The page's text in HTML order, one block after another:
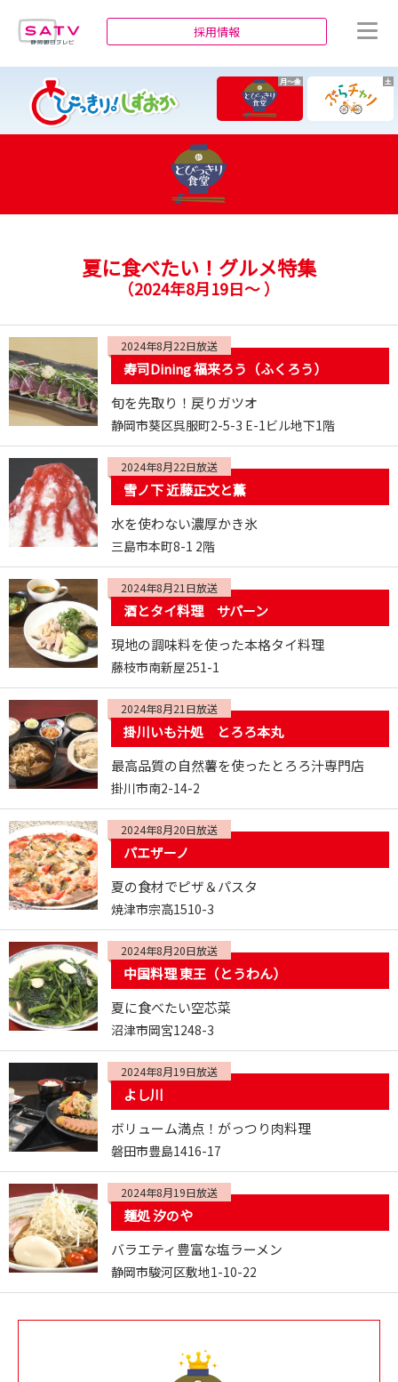
採用情報
月～金 土
夏に食べたい！グルメ特集
（2024年8月19日～）
2024年8月22日放送
寿司Dining 福来ろう（ふくろう）
旬を先取り！戻りガツオ
静岡市葵区呉服町2-5-3 E-1ビル地下1階
2024年8月22日放送
雪ノ下 近藤正文と薫
水を使わない濃厚かき氷
三島市本町8-1 2階
2024年8月21日放送
酒とタイ料理 サパーン
現地の調味料を使った本格タイ料理
藤枝市南新屋251-1
2024年8月21日放送
掛川いも汁処 とろろ本丸
最高品質の自然薯を使ったとろろ汁専門店
掛川市南2-14-2
2024年8月20日放送
パエザーノ
夏の食材でピザ＆パスタ
焼津市宗高1510-3
2024年8月20日放送
中国料理 東王（とうわん）
夏に食べたい空芯菜
沼津市岡宮1248-3
2024年8月19日放送
よし川
ボリューム満点！がっつり肉料理
磐田市豊島1416-17
2024年8月19日放送
麺処 汐のや
バラエティ豊富な塩ラーメン
静岡市駿河区敷地1-10-22